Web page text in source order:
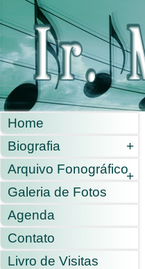
Home
Biografia
+
Arquivo Fonográfico+
Galeria de Fotos
Agenda
Contato
Livro de Visitas